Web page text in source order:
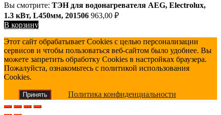
Вы смотрите: ТЭН для водонагревателя AEG, Electrolux,
1.3 кВт, L450мм, 201506 963,00 ₽
В корзину
Этот сайт обрабатывает Cookies с целью персонализации
сервисов и чтобы пользоваться веб-сайтом было удобнее. Вы
можете запретить обработку Cookies в настройках браузера.
Пожалуйста, ознакомьтесь с политикой использования
Cookies.
Принять Политика конфиденциальности